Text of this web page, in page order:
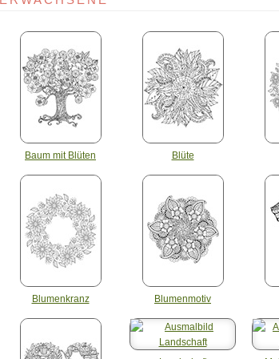
Baum mit Blüten Blüte
Blumenkranz Blumenmotiv